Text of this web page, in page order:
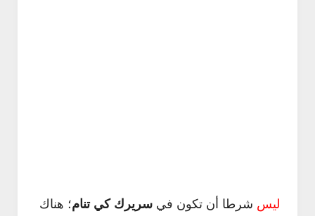
ليس شرطا أن تكون في سريرك كي تنام؛ هناك